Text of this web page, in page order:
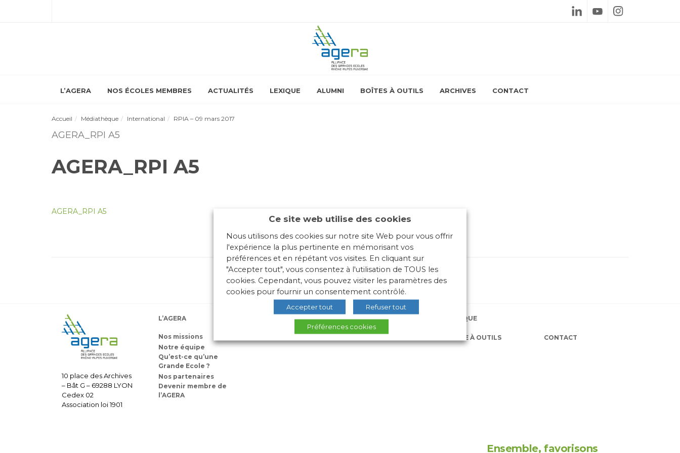
L’AGERA NOS ÉCOLES MEMBRES ACTUALITÉS LEXIQUE ALUMNI BOÎTES À OUTILS ARCHIVES CONTACT
Accueil Médiathèque International RPIA – 09 mars 2017
AGERA_RPI A5
AGERA_RPI A5
AGERA_RPI A5
10 place des Archives
– Bât G – 69288 LYON
Cedex 02
Association loi 1901
L’AGERA
Nos missions
Notre équipe
Qu’est-ce qu’une
Grande Ecole ?
Nos partenaires
Devenir membre de
l’AGERA
NOS ÉCOLES
ACTUALITÉS LEXIQUE
BOÎTE À OUTILS CONTACT
Ensemble, favorisons
Ce site web utilise des cookies
Nous utilisons des cookies sur notre site Web pour vous offrir
l'expérience la plus pertinente en mémorisant vos
préférences et en répétant vos visites. En cliquant sur
"Accepter tout", vous consentez à l'utilisation de TOUS les
cookies. Cependant, vous pouvez visiter les paramètres des
cookies pour fournir un consentement contrôlé.
Accepter tout Refuser tout
Préférences cookies